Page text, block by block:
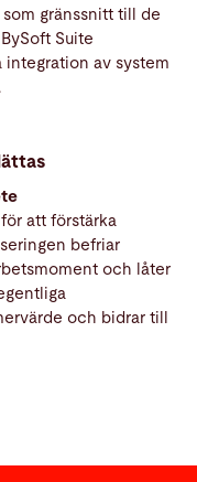
gränssnitt till de
Suite
av system
att förstärka
befriar
och låter
och bidrar till